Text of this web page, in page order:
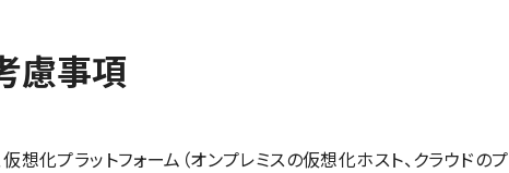
慮事項
化プラットフォーム（オンプレミスの仮想化ホスト、クラウドのプ